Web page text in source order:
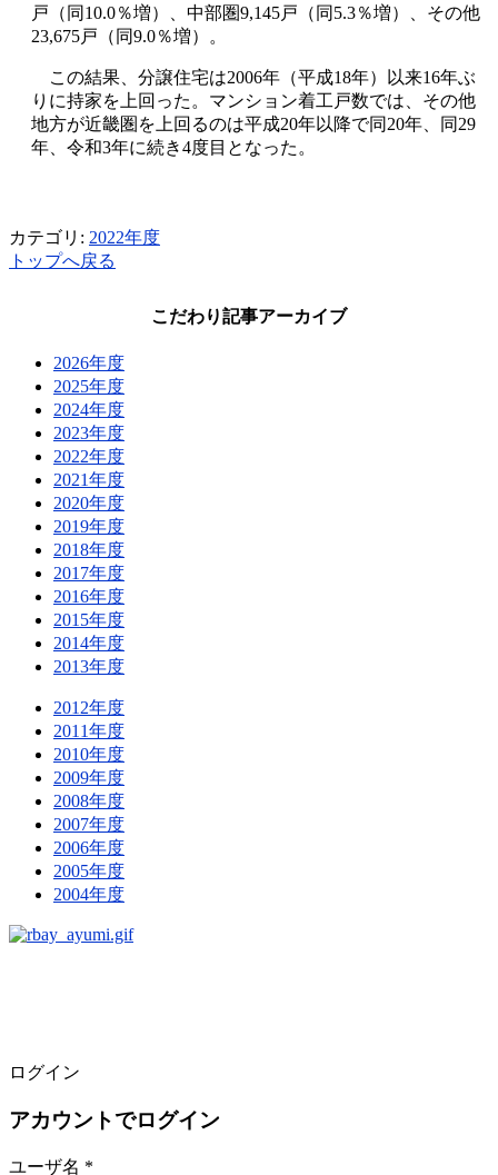
戸（同10.0％増）、中部圏9,145戸（同5.3％増）、その他
23,675戸（同9.0％増）。
この結果、分譲住宅は2006年（平成18年）以来16年ぶ
りに持家を上回った。マンション着工戸数では、その他
地方が近畿圏を上回るのは平成20年以降で同20年、同29
年、令和3年に続き4度目となった。
カテゴリ: 2022年度
トップへ戻る
こだわり記事アーカイブ
2026年度
2025年度
2024年度
2023年度
2022年度
2021年度
2020年度
2019年度
2018年度
2017年度
2016年度
2015年度
2014年度
2013年度
2012年度
2011年度
2010年度
2009年度
2008年度
2007年度
2006年度
2005年度
2004年度
ログイン
アカウントでログイン
ユーザ名 *